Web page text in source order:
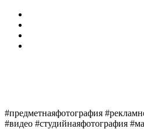
Перейти
содержимому
#предметнаяфотография
#видео #студийнаяфотография